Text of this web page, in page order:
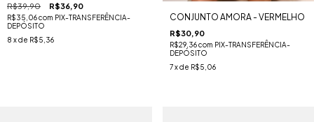
R$39,90 R$36,90
R$35,06com PIX-TRANSFERÊNCIA-
DEPÓSITO
8 x de R$5,36
CONJUNTO AMORA - VERMELHO
R$30,90
R$29,36com PIX-TRANSFERÊNCIA-
DEPÓSITO
7 x de R$5,06